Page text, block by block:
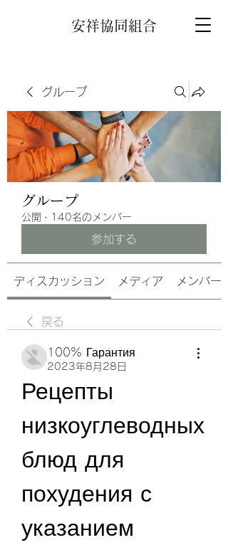
安祥協同組合
グループ
グループ
公開 · 140名のメンバー
参加する
ディスカッション メディア メンバー
戻る
100% Гарантия
2023年8月28日
Рецепты
низкоуглеводных
блюд для
похудения с
указанием